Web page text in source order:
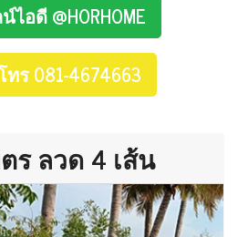
อดี @HORHOME
ร 081-4674663
ร ลวด 4 เส้น